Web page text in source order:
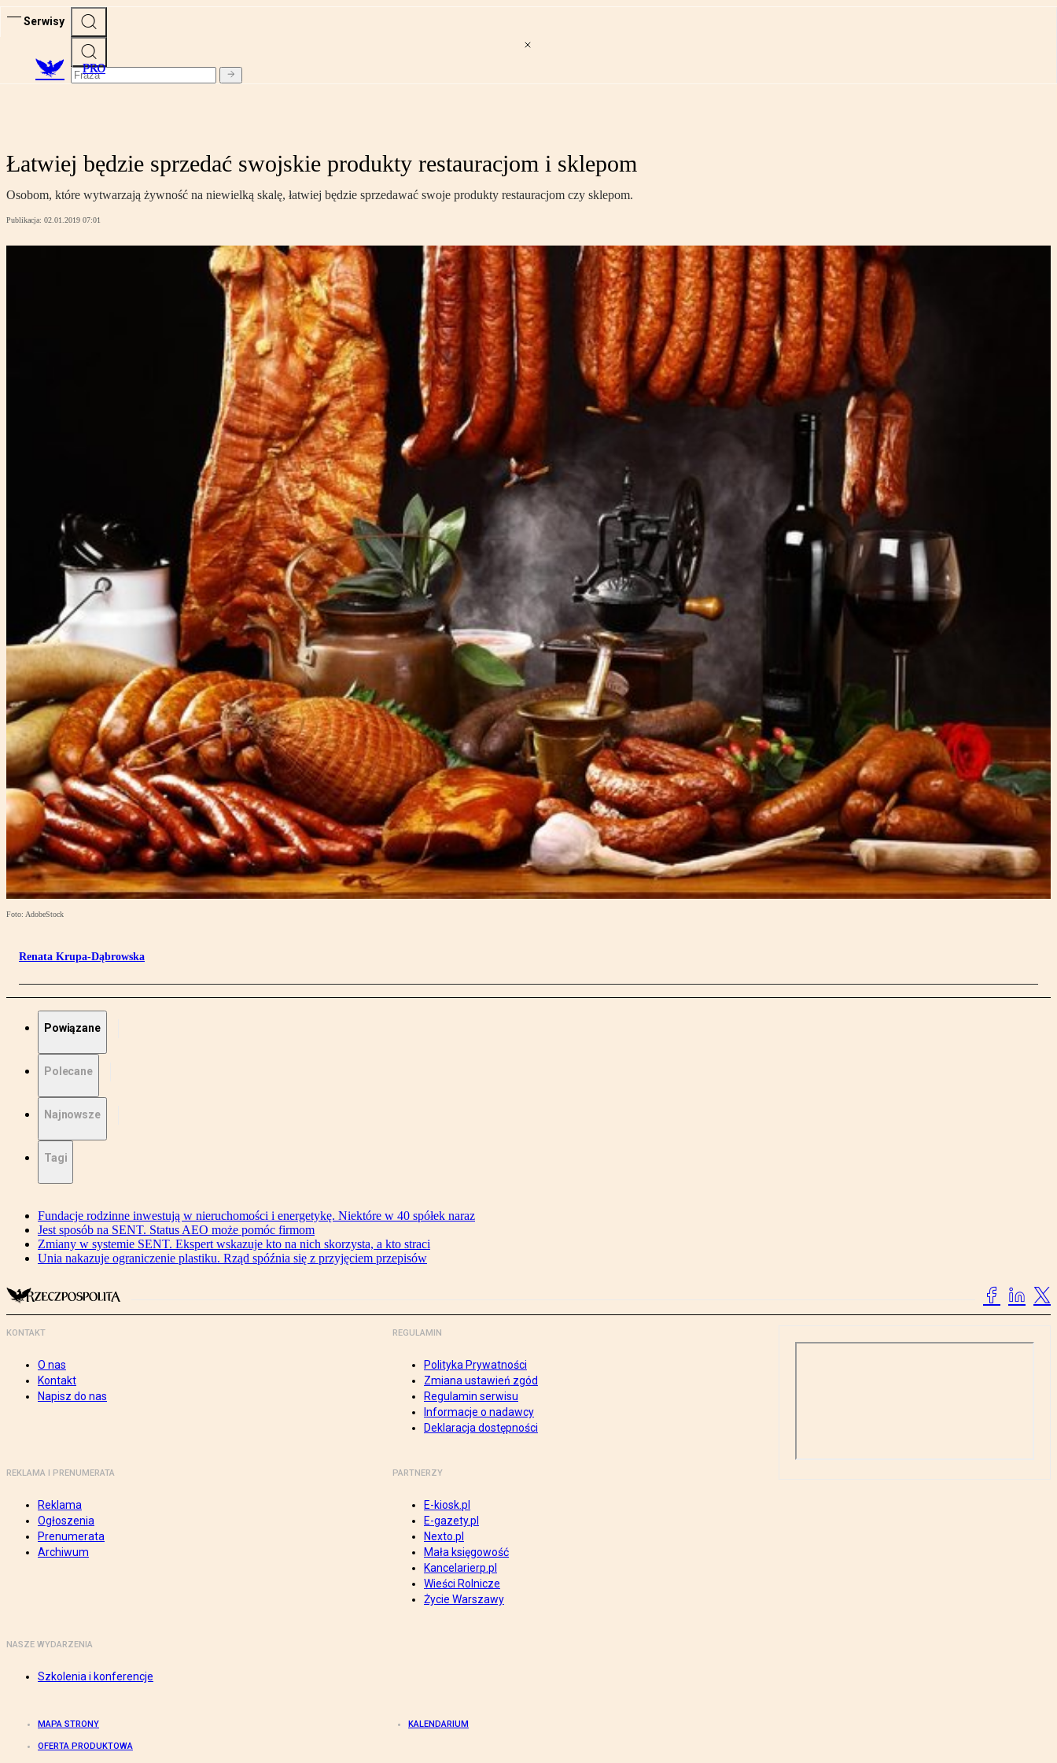
Serwisy
PRO
Łatwiej będzie sprzedać swojskie produkty restauracjom i sklepom
Osobom, które wytwarzają żywność na niewielką skalę, łatwiej będzie sprzedawać swoje produkty restauracjom czy sklepom.
Publikacja: 02.01.2019 07:01
Foto: AdobeStock
Renata Krupa-Dąbrowska
Powiązane
Polecane
Najnowsze
Tagi
Fundacje rodzinne inwestują w nieruchomości i energetykę. Niektóre w 40 spółek naraz
Jest sposób na SENT. Status AEO może pomóc firmom
Zmiany w systemie SENT. Ekspert wskazuje kto na nich skorzysta, a kto straci
Unia nakazuje ograniczenie plastiku. Rząd spóźnia się z przyjęciem przepisów
KONTAKT
O nas
Kontakt
Napisz do nas
REGULAMIN
Polityka Prywatności
Zmiana ustawień zgód
Regulamin serwisu
Informacje o nadawcy
Deklaracja dostępności
REKLAMA I PRENUMERATA
Reklama
Ogłoszenia
Prenumerata
Archiwum
PARTNERZY
E-kiosk.pl
E-gazety.pl
Nexto.pl
Mała księgowość
Kancelarierp.pl
Wieści Rolnicze
Życie Warszawy
NASZE WYDARZENIA
Szkolenia i konferencje
MAPA STRONY KALENDARIUM
OFERTA PRODUKTOWA